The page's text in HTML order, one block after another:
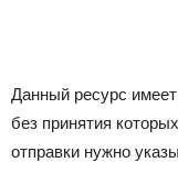
Данный ресурс
без принятия
отправки нужно